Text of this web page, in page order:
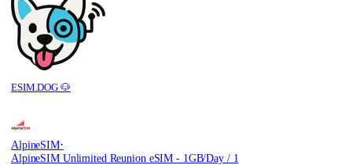
ESIM.DOG 🐶
AlpineSIM·
AlpineSIM Unlimited Reunion eSIM - 1GB/Day / 1